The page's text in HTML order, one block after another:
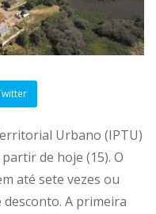
Urbano (IPTU)
de hoje (15). O
até sete vezes ou
desconto. A primeira